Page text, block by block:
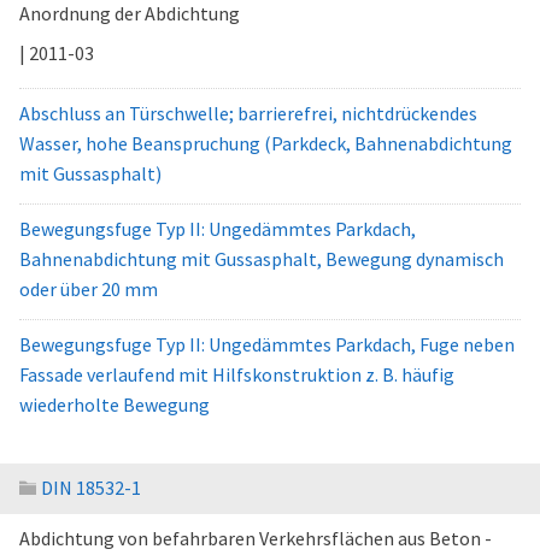
Anordnung der Abdichtung
| 2011-03
Abschluss an Türschwelle; barrierefrei, nichtdrückendes
Wasser, hohe Beanspruchung (Parkdeck, Bahnenabdichtung
mit Gussasphalt)
Bewegungsfuge Typ II: Ungedämmtes Parkdach,
Bahnenabdichtung mit Gussasphalt, Bewegung dynamisch
oder über 20 mm
Bewegungsfuge Typ II: Ungedämmtes Parkdach, Fuge neben
Fassade verlaufend mit Hilfskonstruktion z. B. häufig
wiederholte Bewegung
DIN 18532-1
Abdichtung von befahrbaren Verkehrsflächen aus Beton -